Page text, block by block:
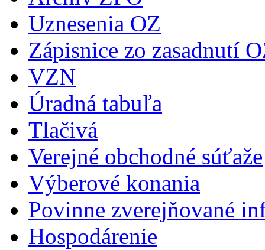
Uznesenia OZ
Zápisnice zo zasadnutí
VZN
Úradná tabuľa
Tlačivá
Verejné obchodné súťaže
Výberové konania
Povinne zverejňované
Hospodárenie